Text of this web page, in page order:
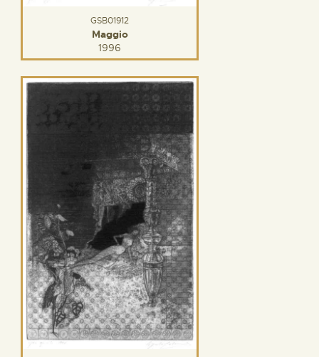
GSB01912
Maggio
1996